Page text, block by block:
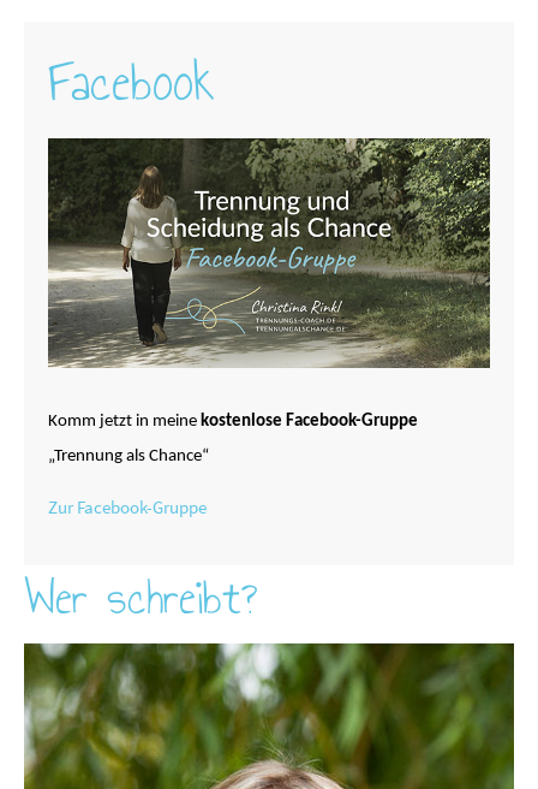
Facebook
Komm jetzt in meine kostenlose Facebook-Gruppe
„Trennung als Chance“
Zur Facebook-Gruppe
Wer schreibt?